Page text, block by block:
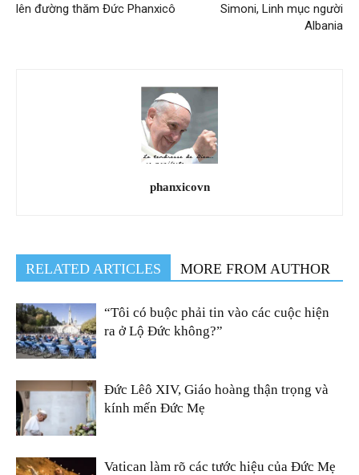
lên đường thăm Đức Phanxicô
Simoni, Linh mục người
Albania
phanxicovn
RELATED ARTICLES MORE FROM AUTHOR
“Tôi có buộc phải tin vào các cuộc hiện
ra ở Lộ Đức không?”
Đức Lêô XIV, Giáo hoàng thận trọng và
kính mến Đức Mẹ
Vatican làm rõ các tước hiệu của Đức Mẹ